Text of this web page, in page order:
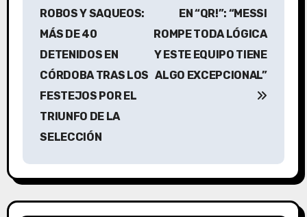
i
ó
ROBOS Y SAQUEOS:
MÁS DE 40
DETENIDOS EN
CÓRDOBA TRAS LOS
FESTEJOS POR EL
TRIUNFO DE LA
SELECCIÓN
EN “QR!”: “MESSI
ROMPE TODA LÓGICA
Y ESTE EQUIPO TIENE
ALGO EXCEPCIONAL”